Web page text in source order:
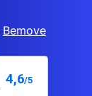
Bemove
4,6/5